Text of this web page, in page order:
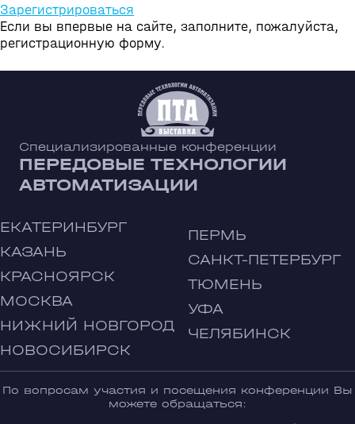
Зарегистрироваться
Если вы впервые на сайте, заполните, пожалуйста,
регистрационную форму.
Специализированные конференции
ПЕРЕДОВЫЕ ТЕХНОЛОГИИ
АВТОМАТИЗАЦИИ
ЕКАТЕРИНБУРГ
КАЗАНЬ
КРАСНОЯРСК
МОСКВА
НИЖНИЙ НОВГОРОД
НОВОСИБИРСК
ПЕРМЬ
САНКТ-ПЕТЕРБУРГ
ТЮМЕНЬ
УФА
ЧЕЛЯБИНСК
По вопросам участия и посещения конференции Вы
можете обращаться: